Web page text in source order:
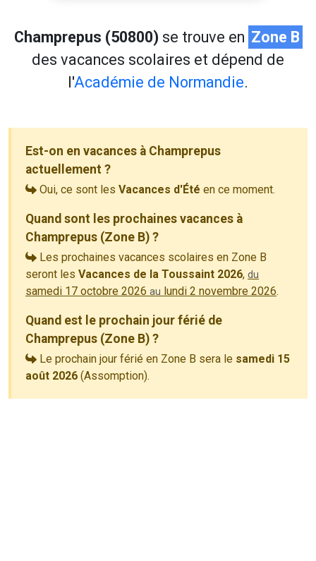
Champrepus (50800) se trouve en Zone B
des vacances scolaires et dépend de
l'Académie de Normandie.
Est-on en vacances à Champrepus
actuellement ?
Oui, ce sont les Vacances d'Été en ce moment.
Quand sont les prochaines vacances à
Champrepus (Zone B) ?
Les prochaines vacances scolaires en Zone B
seront les Vacances de la Toussaint 2026, du
samedi 17 octobre 2026 au lundi 2 novembre 2026.
Quand est le prochain jour férié de
Champrepus (Zone B) ?
Le prochain jour férié en Zone B sera le samedi 15
août 2026 (Assomption).